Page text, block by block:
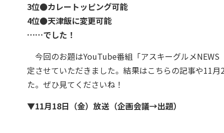
3位●カレートッピング可能
4位●天津飯に変更可能
……でした！
今回のお題はYouTube番組「アスキーグルメ
定させていただきました。結果はこちらの記事や11
た。ぜひ見てくださいね！
▼11月18日（金）放送（企画会議→出題）